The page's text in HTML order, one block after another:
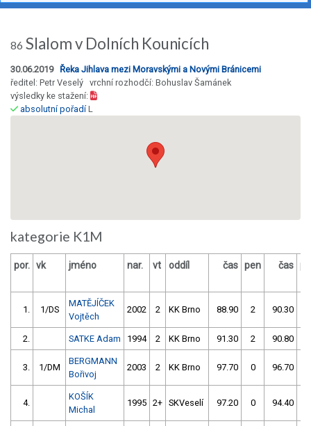
86 Slalom v Dolních Kounicích
30.06.2019 Řeka Jihlava mezi Moravskými a Novými Bránicemi
ředitel: Petr Veselý vrchní rozhodčí: Bohuslav Šamánek
výsledky ke stažení:
absolutní pořadíL
kategorie K1M
por. vk jméno nar. vt oddíl čas pen čas
1. 1/DS
MATĚJÍČEK
Vojtěch
2002 2 KK Brno 88.90 2 90.30
2. SATKE Adam 1994 2 KK Brno 91.30 2 90.80
3. 1/DM
BERGMANN
Bořivoj
2003 2 KK Brno 97.70 0 96.70
4.
KOŠÍK
Michal
1995 2+ SKVeselí 97.20 0 94.40